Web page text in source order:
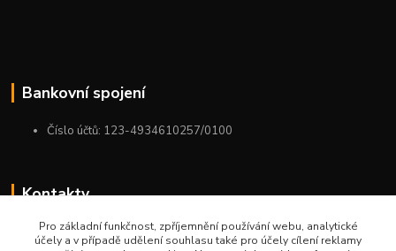
Bankovní spojení
Číslo účtů: 123-4934610257/0100
Kontakty
+420 775 954 963
Pro základní funkčnost, zpříjemnění používání webu, analytické
účely a v případě udělení souhlasu také pro účely cílení reklamy